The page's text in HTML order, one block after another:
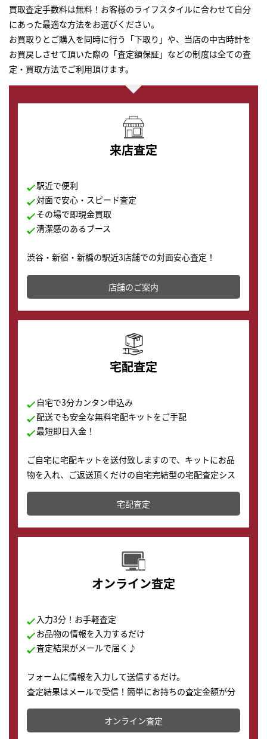
買取査定手数料は無料！お客様のライフスタイルに合わせて自分
にあった最適な方法をお選びください。
お買取りとご購入を同時に行う「下取り」や、当店の中古時計を
お買戻しさせて頂いた際の「査定額保証」などの制度は全ての査
定・買取方法でご利用頂けます。
来店査定
駅近で便利
対面で安心・スピード査定
その場で即現金買取
清潔感のあるブース
渋谷・新宿・新橋の駅近3店舗での対面安心査定！
その場で現金買取致します。渋谷本店では、時計販売の
店舗を併設しており、下取りに出してお得に新しい時計
の購入もできます♪
店舗のご案内
宅配査定
自宅で3分カンタン申込み
配送でも安全な無料宅配キットをご手配
最短即日入金！
ご自宅に宅配キットを送付致しますので、キットにお品
物を入れ、ご返送頂くだけの自宅完結型の宅配査定シス
テムです。
配送でも簡単&安全に査定・買取に出すことが可能で
す。
宅配査定
オンライン査定
入力3分！お手軽査定
お品物の情報を入力するだけ
査定結果がメールで届く♪
フォームに情報を入力して送信するだけ。
査定結果はメールで受信！簡単にお持ちの査定金額が分
かります。
オンライン査定